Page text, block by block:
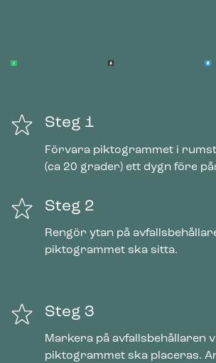
Steg 1
Förvara piktogrammet i
(ca 20 grader) ett dygn före
Steg 2
Rengör ytan på
piktogrammet ska sitta.
Steg 3
Markera på avfallsbehållaren
piktogrammet ska placeras.